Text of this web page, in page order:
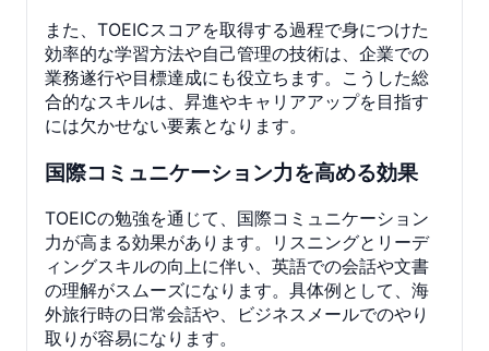
また、TOEICスコアを取得する過程で身につけた
効率的な学習方法や自己管理の技術は、企業での
業務遂行や目標達成にも役立ちます。こうした総
合的なスキルは、昇進やキャリアアップを目指す
には欠かせない要素となります。
国際コミュニケーション力を高める効果
TOEICの勉強を通じて、国際コミュニケーション
力が高まる効果があります。リスニングとリーデ
ィングスキルの向上に伴い、英語での会話や文書
の理解がスムーズになります。具体例として、海
外旅行時の日常会話や、ビジネスメールでのやり
取りが容易になります。